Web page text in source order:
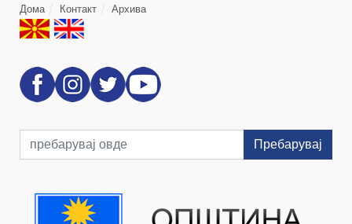
Дома Контакт Архива
Пребарувај